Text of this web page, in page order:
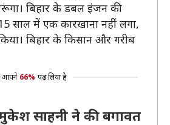
बिहार के डबल इंजन की
साल में एक कारखाना नहीं लगा,
बिहार के किसान और गरीब
आपने 66% पढ़ लिया है
मुकेश साहनी ने की बगावत